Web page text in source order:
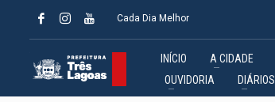
Cada Dia Melhor
INÍCIO A CIDADE
OUVIDORIA
DIÁRIOS